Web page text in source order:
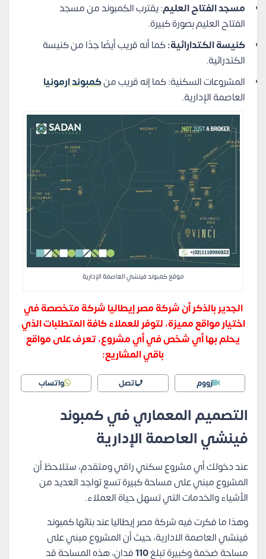
مسجد الفتاح العليم: يقترب الكمبوند من مسجد
الفتاح العليم بصورة كبيرة.
كنيسة الكتدارائية:كما أنه قريب أيضًا جدًا من كنيسة
الكتدرائية.
المشروعات السكنية: كما إنه قريب منكمبوند ارمونيا
العاصمة الإدارية.
موقع كمبوند فينشي العاصمة الإدارية
الجدير بالذكر أن شركة مصر إيطاليا شركة متخصصة في
اختيار مواقع مميزة، لتوفر للعملاء كافة المتطلبات الذي
يحلم بها أي شخص في أي مشروع، تعرف على مواقع
باقي المشاريع:
زووم اتصل واتساب
التصميم المعماري في كمبوند
فينشي العاصمة الإدارية
عند دخولك أي مشروع سكني راقي ومتقدم، ستلاحظ أن
المشروع مبني على مساحة كبيرة تسع تواجد العديد من
الأشياء والخدمات التي تسهل حياة العملاء.
وهذا ما فكرت فيه شركة مصر إيطاليا عند بنائها كمبوند
فينشي العاصمة الادارية، حيث أن المشروع مبني على
مساحة ضخمة وكبيرة تبلغ110فدان، هذه المساحة قد